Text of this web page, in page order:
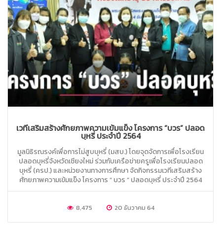
เวทีเสริมสร้างศักยภาพความเข้มแข็ง โครงการ “บวร” ปลอด
บุหรี่ ประจำปี 2564
มูลนิธิรณรงค์เพื่อการไม่สูบบุหรี่ (มสบ.) โดยจุดจัดการเพื่อโรงเรียน
ปลอดบุหรี่จังหวัดเชียงใหม่ ร่วมกับเครือข่ายครูเพื่อโรงเรียนปลอด
บุหรี่ (ครป.) และหน่วยงานทางการศึกษา จัดกิจกรรมเวทีเสริมสร้าง
ศักยภาพความเข้มแข็ง โครงการ “ บวร ” ปลอดบุหรี่ ประจำปี 2564
8,475 20 ธันวาคม 64